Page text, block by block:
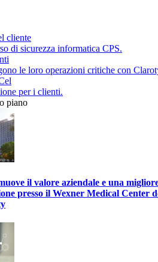
cliente
di sicurezza informatica CPS.
le loro operazioni critiche con
per i clienti.
piano
il valore aziendale e una
presso il Wexner Medical Center